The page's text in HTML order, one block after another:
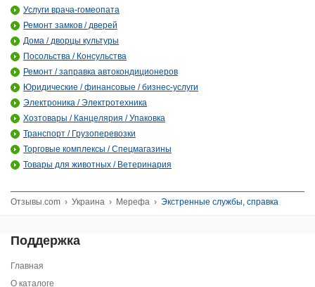
Услуги врача-гомеопата
Ремонт замков / дверей
Дома / дворцы культуры
Посольства / Консульства
Ремонт / заправка автокондиционеров
Юридические / финансовые / бизнес-услуги
Электроника / Электротехника
Хозтовары / Канцелярия / Упаковка
Транспорт / Грузоперевозки
Торговые комплексы / Спецмагазины
Товары для животных / Ветеринария
Отзывы.com › Украина › Мерефа › Экстренные службы, справка
Поддержка
Главная
О каталоге